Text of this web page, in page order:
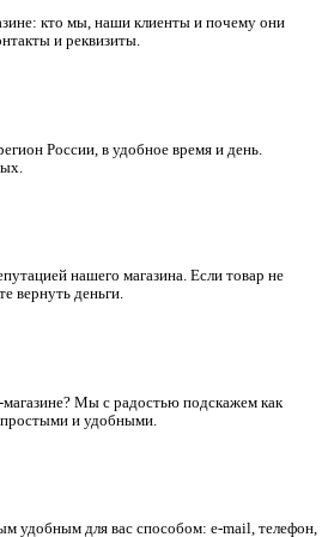
кто мы, наши клиенты и почему они
и реквизиты.
России, в удобное время и день.
нашего магазина. Если товар не
вернуть деньги.
Мы с радостью подскажем как
простыми и удобными.
удобным для вас способом: e-mail, телефон,